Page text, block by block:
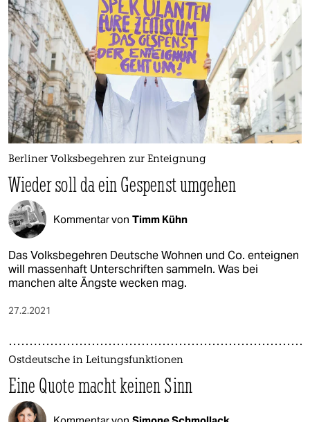
Berliner Volksbegehren zur Enteignung
Wieder soll da ein Gespenst umgehen
Kommentar von Timm Kühn
Das Volksbegehren Deutsche Wohnen und Co. enteignen
will massenhaft Unterschriften sammeln. Was bei
manchen alte Ängste wecken mag.
27.2.2021
Ostdeutsche in Leitungsfunktionen
Eine Quote macht keinen Sinn